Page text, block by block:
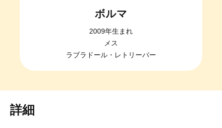
ボルマ
2009年生まれ
メス
ラブラドール・レトリーバー
詳細